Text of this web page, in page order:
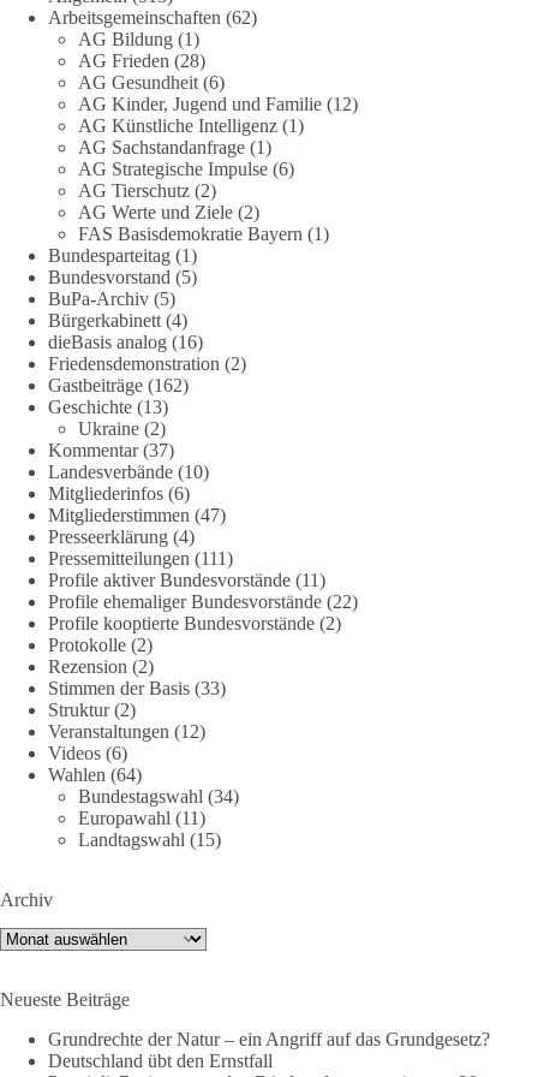
Fragen zu vermeiden. Sie lebt davon, Fragen offen zu stellen
und transparent zu beantworten.
dieBasis fordert deshalb weiterhin eine unabhängige,
vollständige und transparente Aufarbeitung der Corona-Politik.
Ohne Denkverbote, ohne Vorverurteilungen und ohne Tabus.
Quellen:
https://apnews.com/article/fauci-diaries-covid-origins-
rand-paul-6b25da9f75a0becbaf2886ab22643e67
https://www.tichyseinblick.de/kolumnen/aus-aller-welt/usa-
tagebuch-fauci-corona-impfung/
#dieBasis #Corona #Aufarbeitung
#Vertrauen
36 60
DieBasis
2 Tage(n) zuvor
🕊 Wir wollen den Krieg mit Russland nicht!
Am 20. Juni 2026 fand in Berlin am Brandenburger Tor die
Demonstration mit dem Motto „Russland ist nicht unser
Feind“ statt.
Hier ein Auszug aus der Rede von der
Bundestagsabgeordneten Sevim Dağdelen (BSW).
„Wir müssen Nein sagen zu diesem stinkenden
Revanchismus!“
si=2b_C6GgNY9EB-rXw
❤️ Wir freuen uns über deine Unterstützung:
https://diebasis.de/spenden/
Arbeitsgemeinschaften (62)
AG Bildung (1)
AG Frieden (28)
AG Gesundheit (6)
AG Kinder, Jugend und Familie (12)
AG Künstliche Intelligenz (1)
AG Sachstandanfrage (1)
AG Strategische Impulse (6)
AG Tierschutz (2)
AG Werte und Ziele (2)
FAS Basisdemokratie Bayern (1)
Bundesparteitag (1)
Bundesvorstand (5)
BuPa-Archiv (5)
Bürgerkabinett (4)
dieBasis analog (16)
Friedensdemonstration (2)
Gastbeiträge (162)
Geschichte (13)
Ukraine (2)
Kommentar(37)
Landesverbände (10)
Mitgliederinfos (6)
Mitgliederstimmen (47)
Presseerklärung (4)
Pressemitteilungen (111)
Profile aktiver Bundesvorstände (11)
Profile ehemaliger Bundesvorstände (22)
Profile kooptierte Bundesvorstände (2)
Protokolle (2)
Rezension (2)
Stimmen der Basis (33)
Struktur(2)
Veranstaltungen (12)
Videos (6)
Wahlen (64)
Bundestagswahl (34)
Europawahl (11)
Landtagswahl (15)
Archiv
Archiv
Neueste Beiträge
Grundrechte der Natur – ein Angriff auf das Grundgesetz?
Deutschland übt den Ernstfall